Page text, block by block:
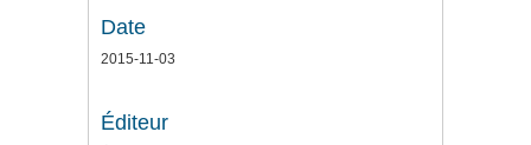
Date
2015-11-03
Éditeur